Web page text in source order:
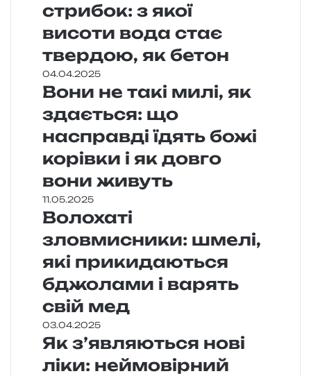
стрибок: з якої
висоти вода стає
твердою, як бетон
04.04.2025
Вони не такі милі, як
здається: що
насправді їдять божі
корівки і як довго
вони живуть
11.05.2025
Волохаті
зловмисники: шмелі,
які прикидаються
бджолами і варять
свій мед
03.04.2025
Як з’являються нові
ліки: неймовірний